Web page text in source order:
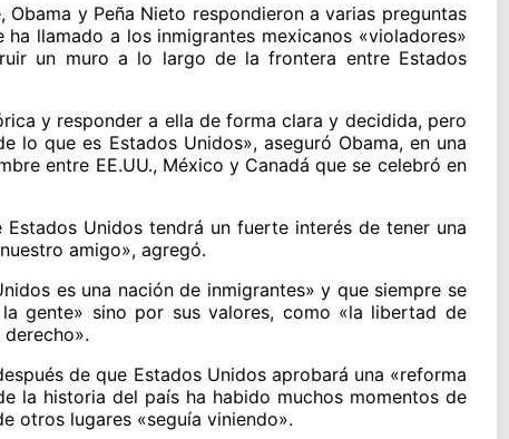
Obama y Peña Nieto respondieron a varias preguntas
llamado a los inmigrantes mexicanos «violadores»
un muro a lo largo de la frontera entre Estados
y responder a ella de forma clara y decidida, pero
lo que es Estados Unidos», aseguró Obama, en una
entre EE.UU., México y Canadá que se celebró en
Estados Unidos tendrá un fuerte interés de tener una
amigo», agregó.
es una nación de inmigrantes» y que siempre se
gente» sino por sus valores, como «la libertad de
de que Estados Unidos aprobará una «reforma
la historia del país ha habido muchos momentos de
otros lugares «seguía viniendo».